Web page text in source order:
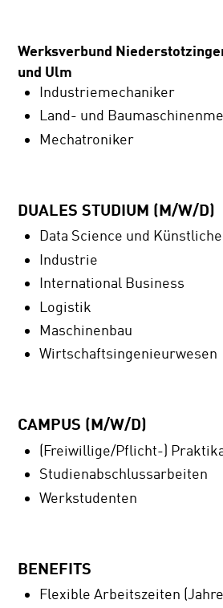
Werksverbund
und Ulm
Industriemechaniker
Land- und
Mechatroniker
DUALES STUDIUM (M/W/D)
Data Science und
Industrie
International Business
Logistik
Maschinenbau
Wirtschaftsingenieurwesen
CAMPUS (M/W/D)
(Freiwillige/Pflicht-)
Studienabschlussarbeiten
Werkstudenten
BENEFITS
Flexible Arbeitszeiten